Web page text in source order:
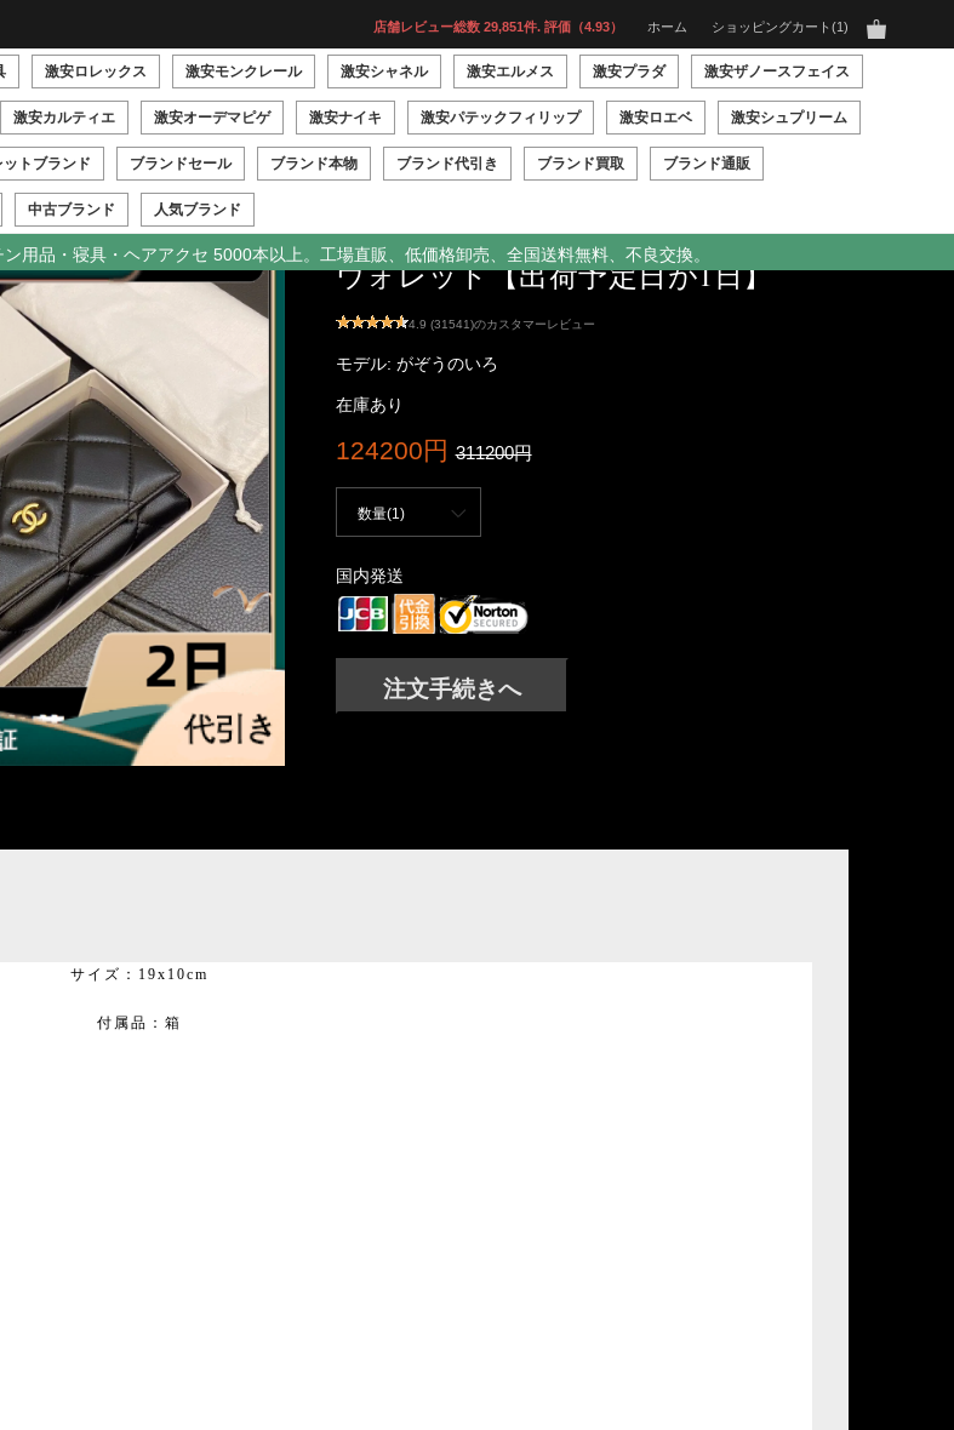
店舗レビュー総数 29,851件. 評価（4.93） ホーム ショッピングカート 1
激安ロレックス 激安モンクレール 激安シャネル 激安エルメス 激安プラダ 激安ザノースフェイス
激安カルティエ 激安オーデマピゲ 激安ナイキ 激安パテックフィリップ 激安ロエベ 激安シュプリーム
ットブランド ブランドセール ブランド本物 ブランド代引き ブランド買取 ブランド通販
中古ブランド 人気ブランド
用品・寝具・ヘアアクセ 5000本以上。工場直販、低価格卸売、全国送料無料、不良交換。
CHANEL 長財布 ロングフラップ
ウォレット【出荷予定日が1日】
4.9 (31541)のカスタマーレビュー
モデル: がぞうのいろ
在庫あり
124200円 311200円
数量(1)
国内発送
注文手続きへ
サイズ：19x10cm
付属品：箱